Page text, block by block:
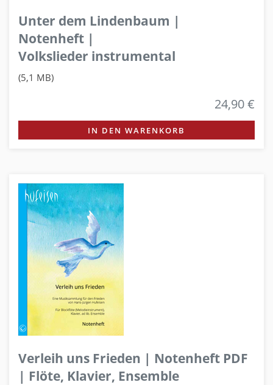
Unter dem Lindenbaum |
Notenheft |
Volkslieder instrumental
(5,1 MB)
24,90 €
IN DEN WARENKORB
Verleih uns Frieden | Notenheft PDF
| Flöte, Klavier, Ensemble